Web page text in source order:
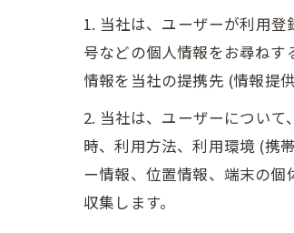
1. 当社は、ユーザーが利用
号などの個人情報をお尋ね
情報を当社の提携先 (情報提
2. 当社は、ユーザーについ
時、利用方法、利用環境 (携
ー情報、位置情報、端末の
収集します。